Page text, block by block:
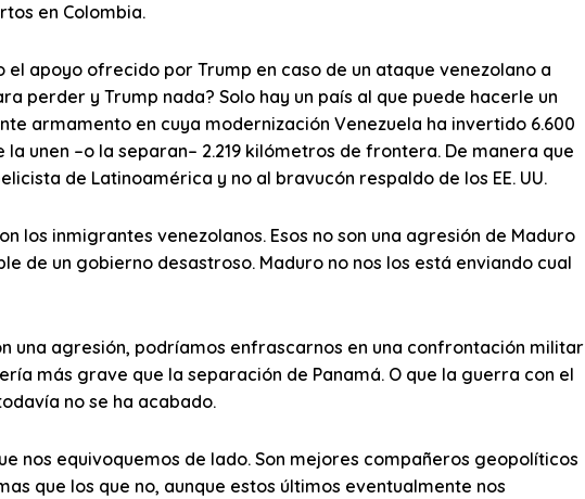
en Colombia.
el apoyo ofrecido por Trump en caso de un ataque venezolano a
perder y Trump nada? Solo hay un país al que puede hacerle un
armamento en cuya modernización Venezuela ha invertido 6.600
unen –o la separan– 2.219 kilómetros de frontera. De manera que
de Latinoamérica y no al bravucón respaldo de los EE. UU.
los inmigrantes venezolanos. Esos no son una agresión de Maduro
de un gobierno desastroso. Maduro no nos los está enviando cual
una agresión, podríamos enfrascarnos en una confrontación militar
más grave que la separación de Panamá. O que la guerra con el
no se ha acabado.
nos equivoquemos de lado. Son mejores compañeros geopolíticos
que los que no, aunque estos últimos eventualmente nos